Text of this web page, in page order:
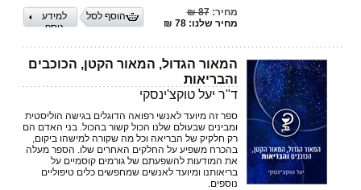
מחיר:87 ₪
מחיר שלנו: 78 ₪
למידע
נוסף
הוסף לסל
המאור הגדול, המאור הקטן, הכוכבים
והבריאות
ד"ר יעל טוקצ'ינסקי
ספר זה מיועד לאנשי רפואה הדוגלים בגישה הוליסטית
ומבינים שבעולם שלנו הכול קשור בהכול. בני האדם הם
רק חלקיק של הבריאה וכל מה שקורה למישהו ביקום,
בהכרח משפיע על החלקים האחרים שלו. הספר מעלה
את המודעות להשפעתם של גורמים קוסמיים על
בריאותנו ומיועד לאנשים שמחפשים כלים טיפוליים
נוספים.